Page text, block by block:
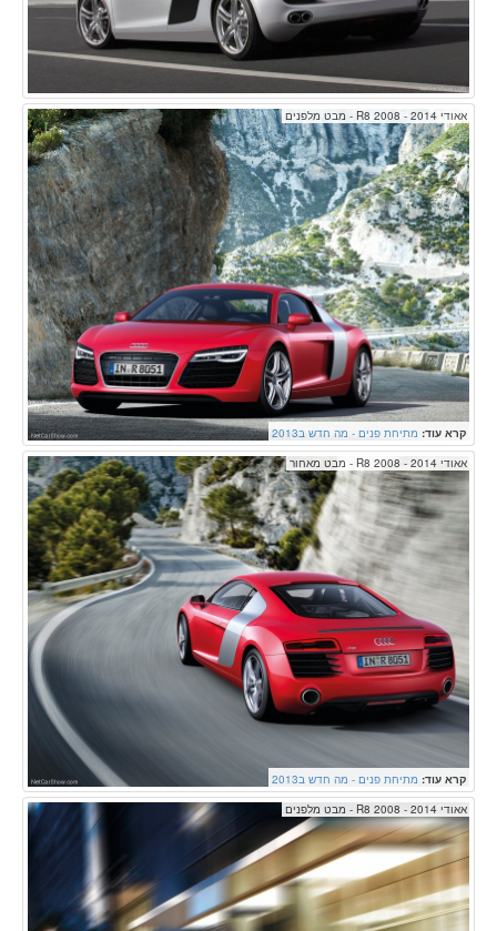
אאודי R8 2008 - 2014 - מבט מלפנים
קרא עוד: מתיחת פנים - מה חדש ב2013
אאודי R8 2008 - 2014 - מבט מאחור
קרא עוד: מתיחת פנים - מה חדש ב2013
אאודי R8 2008 - 2014 - מבט מלפנים